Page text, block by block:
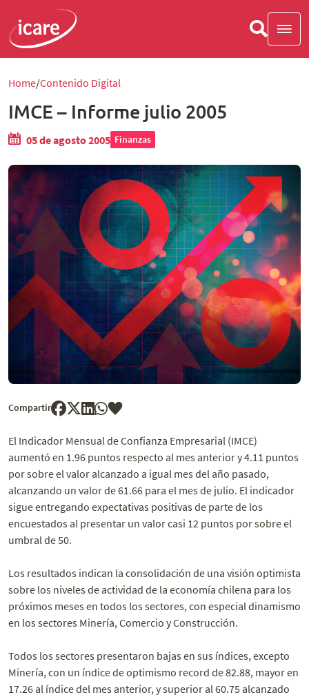
Home Contenido Digital
IMCE – Informe julio 2005
05 de agosto 2005 Finanzas
Compartir
El Indicador Mensual de Confianza Empresarial (IMCE)
aumentó en 1.96 puntos respecto al mes anterior y 4.11 puntos
por sobre el valor alcanzado a igual mes del año pasado,
alcanzando un valor de 61.66 para el mes de julio. El indicador
sigue entregando expectativas positivas de parte de los
encuestados al presentar un valor casi 12 puntos por sobre el
umbral de 50.
Los resultados indican la consolidación de una visión optimista
sobre los niveles de actividad de la economía chilena para los
próximos meses en todos los sectores, con especial dinamismo
en los sectores Minería, Comercio y Construcción.
Todos los sectores presentaron bajas en sus índices, excepto
Minería, con un índice de optimismo record de 82.88, mayor en
17.26 al índice del mes anterior, y superior al 60.75 alcanzado